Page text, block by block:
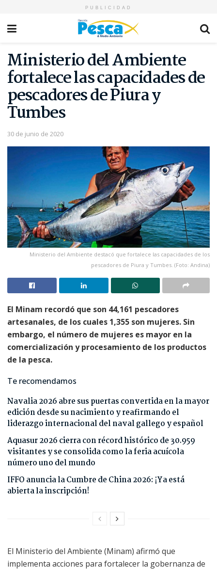
PUBLICIDAD
Ministerio del Ambiente
fortalece las capacidades de
pescadores de Piura y
Tumbes
30 de junio de 2020
Ministerio del Ambiente destacó que fortalece las capacidades de los
pescadores de Piura y Tumbes. (Foto: Andina)
El Minam recordó que son 44,161 pescadores
artesanales, de los cuales 1,355 son mujeres. Sin
embargo, el número de mujeres es mayor en la
comercialización y procesamiento de los productos
de la pesca.
Te recomendamos
Navalia 2026 abre sus puertas convertida en la mayor
edición desde su nacimiento y reafirmando el
liderazgo internacional del naval gallego y español
Aquasur 2026 cierra con récord histórico de 30.959
visitantes y se consolida como la feria acuícola
número uno del mundo
IFFO anuncia la Cumbre de China 2026: ¡Ya está
abierta la inscripción!
El Ministerio del Ambiente (Minam) afirmó que
implementa acciones para fortalecer la gobernanza de